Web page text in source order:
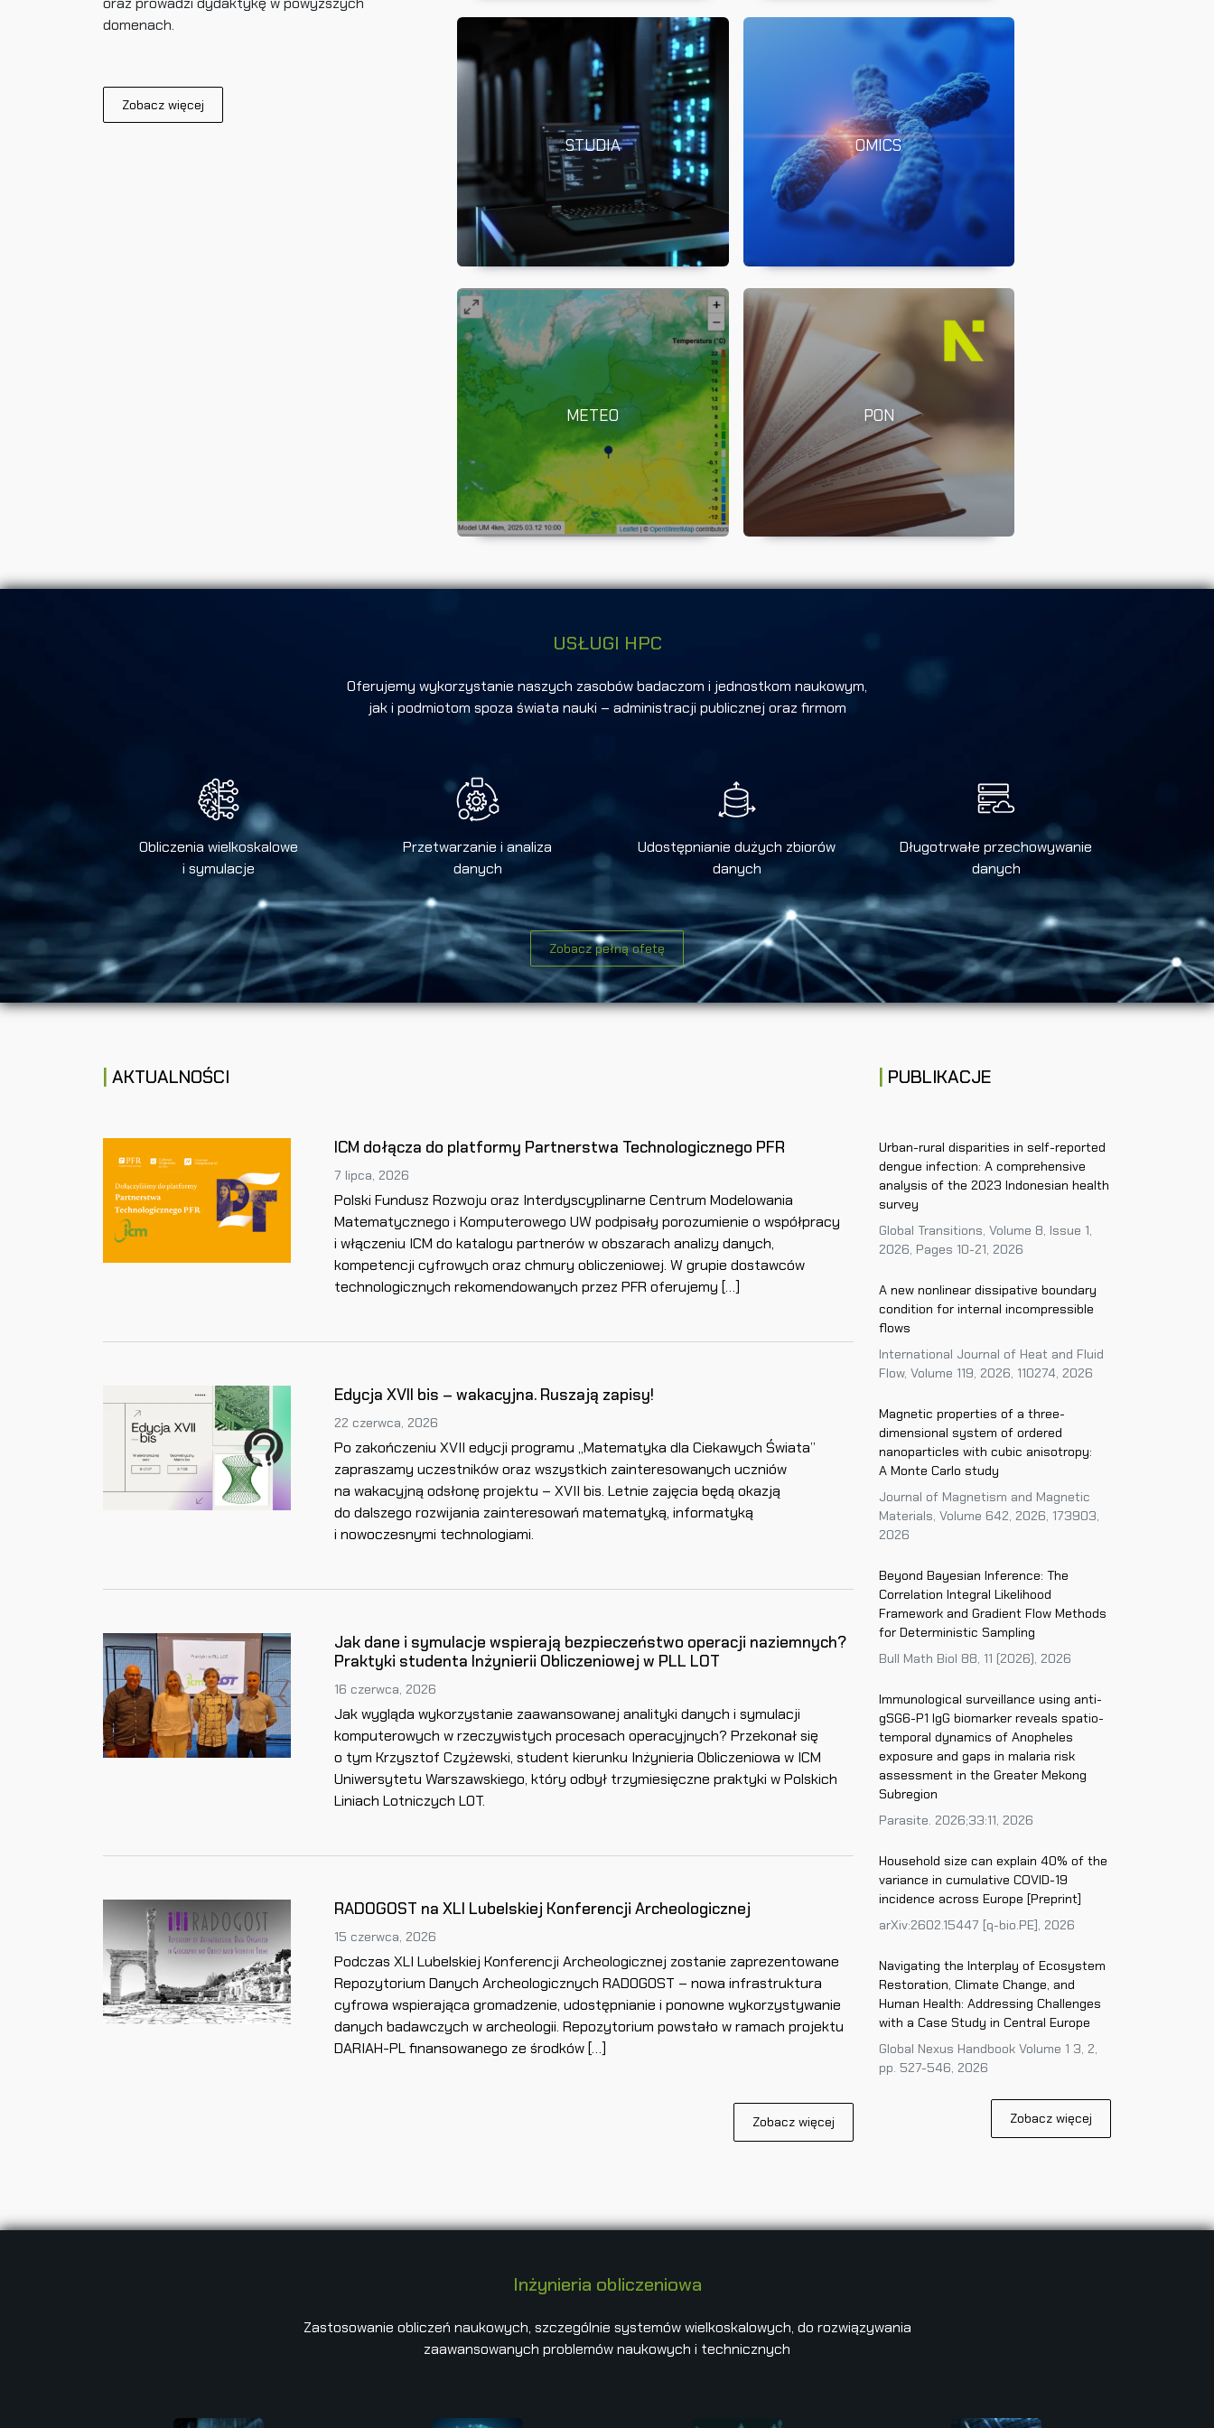
domenach.
Zobacz więcej
STUDIA OMICS
METEO PON
USŁUGI HPC
Oferujemy wykorzystanie naszych zasobów badaczom i jednostkom naukowym,
jak i podmiotom spoza świata nauki – administracji publicznej oraz firmom
Obliczenia wielkoskalowe
i symulacje
Przetwarzanie i analiza
danych
Udostępnianie dużych zbiorów
danych
Długotrwałe przechowywanie
danych
Zobacz pełną ofetę
AKTUALNOŚCI
ICM dołącza do platformy Partnerstwa Technologicznego PFR
7 lipca, 2026
Polski Fundusz Rozwoju oraz Interdyscyplinarne Centrum Modelowania
Matematycznego i Komputerowego UW podpisały porozumienie o współpracy
i włączeniu ICM do katalogu partnerów w obszarach analizy danych,
kompetencji cyfrowych oraz chmury obliczeniowej. W grupie dostawców
technologicznych rekomendowanych przez PFR oferujemy […]
Edycja XVII bis – wakacyjna. Ruszają zapisy!
22 czerwca, 2026
Po zakończeniu XVII edycji programu „Matematyka dla Ciekawych Świata”
zapraszamy uczestników oraz wszystkich zainteresowanych uczniów
na wakacyjną odsłonę projektu – XVII bis. Letnie zajęcia będą okazją
do dalszego rozwijania zainteresowań matematyką, informatyką
i nowoczesnymi technologiami.
Jak dane i symulacje wspierają bezpieczeństwo operacji naziemnych?
Praktyki studenta Inżynierii Obliczeniowej w PLL LOT
16 czerwca, 2026
Jak wygląda wykorzystanie zaawansowanej analityki danych i symulacji
komputerowych w rzeczywistych procesach operacyjnych? Przekonał się
o tym Krzysztof Czyżewski, student kierunku Inżynieria Obliczeniowa w ICM
Uniwersytetu Warszawskiego, który odbył trzymiesięczne praktyki w Polskich
Liniach Lotniczych LOT.
RADOGOST na XLI Lubelskiej Konferencji Archeologicznej
15 czerwca, 2026
Podczas XLI Lubelskiej Konferencji Archeologicznej zostanie zaprezentowane
Repozytorium Danych Archeologicznych RADOGOST – nowa infrastruktura
cyfrowa wspierająca gromadzenie, udostępnianie i ponowne wykorzystywanie
danych badawczych w archeologii. Repozytorium powstało w ramach projektu
DARIAH-PL finansowanego ze środków […]
Zobacz więcej
PUBLIKACJE
Urban-rural disparities in self-reported
dengue infection: A comprehensive
analysis of the 2023 Indonesian health
survey
Global Transitions, Volume 8, Issue 1,
2026, Pages 10-21, 2026
A new nonlinear dissipative boundary
condition for internal incompressible
flows
International Journal of Heat and Fluid
Flow, Volume 119, 2026, 110274, 2026
Magnetic properties of a three-
dimensional system of ordered
nanoparticles with cubic anisotropy:
A Monte Carlo study
Journal of Magnetism and Magnetic
Materials, Volume 642, 2026, 173903,
2026
Beyond Bayesian Inference: The
Correlation Integral Likelihood
Framework and Gradient Flow Methods
for Deterministic Sampling
Bull Math Biol 88, 11 (2026), 2026
Immunological surveillance using anti-
gSG6-P1 IgG biomarker reveals spatio-
temporal dynamics of Anopheles
exposure and gaps in malaria risk
assessment in the Greater Mekong
Subregion
Parasite. 2026;33:11, 2026
Household size can explain 40% of the
variance in cumulative COVID-19
incidence across Europe [Preprint]
arXiv:2602.15447 [q-bio.PE], 2026
Navigating the Interplay of Ecosystem
Restoration, Climate Change, and
Human Health: Addressing Challenges
with a Case Study in Central Europe
Global Nexus Handbook Volume 1 3, 2,
pp. 527-546, 2026
Zobacz więcej
Inżynieria obliczeniowa
Zastosowanie obliczeń naukowych, szczególnie systemów wielkoskalowych, do rozwiązywania
zaawansowanych problemów naukowych i technicznych